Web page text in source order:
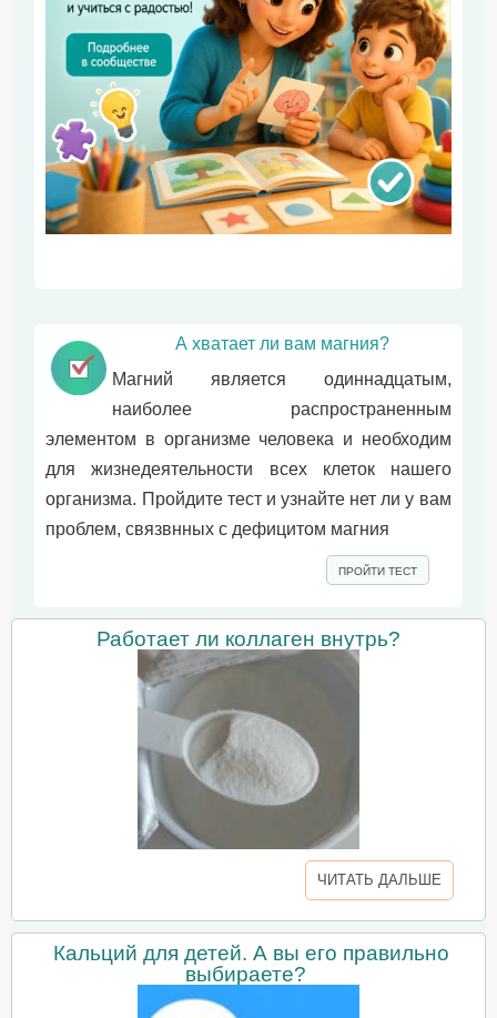
А хватает ли вам магния?
Магний является одиннадцатым,
наиболее распространенным
элементом в организме человека и необходим
для жизнедеятельности всех клеток нашего
организма. Пройдите тест и узнайте нет ли у вам
проблем, связвнных с дефицитом магния
ПРОЙТИ ТЕСТ
Работает ли коллаген внутрь?
ЧИТАТЬ ДАЛЬШЕ
Кальций для детей. А вы его правильно
выбираете?